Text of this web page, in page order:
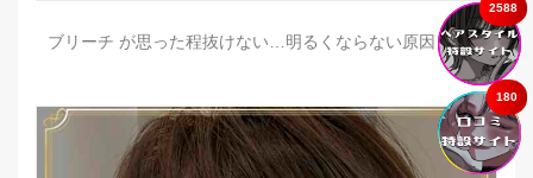
ブリーチ が思った程抜けない…明るくならない原因とは？
180
2588